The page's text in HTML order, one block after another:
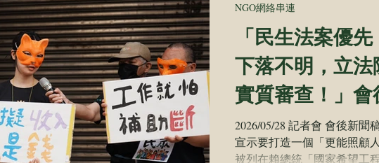
「民生法案優
下落不明，立
實質審查！」
2026/05/28 記者會 會後新聞
宣示要打造一個「更能照顧
被列在賴總統「國家希望工
NGO網絡串連